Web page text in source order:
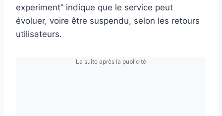
experiment” indique que le service peut
évoluer, voire être suspendu, selon les retours
utilisateurs.
La suite après la publicité